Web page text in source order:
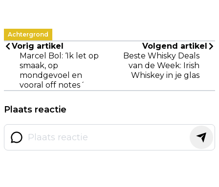
Achtergrond
Vorig artikel
Marcel Bol: ‘Ik let op
smaak, op
mondgevoel en
vooral off notes´
Volgend artikel
Beste Whisky Deals
van de Week: Irish
Whiskey in je glas
Plaats reactie